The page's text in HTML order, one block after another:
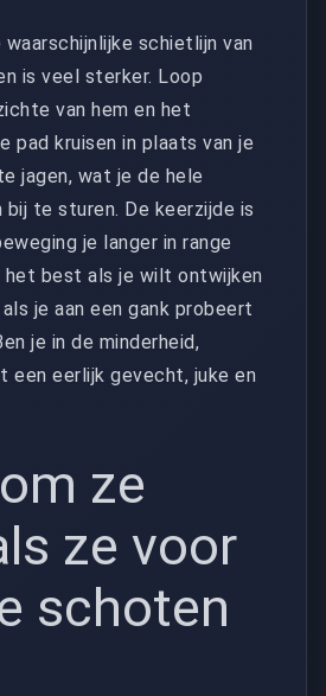
schietlijn van
is veel sterker. Loop
van hem en het
pad kruisen in plaats van je
jagen, wat je de hele
te sturen. De keerzijde is
je langer in range
het best als je wilt ontwijken
je aan een gank probeert
je in de minderheid,
een eerlijk gevecht, juke en
ze
ze voor
schoten